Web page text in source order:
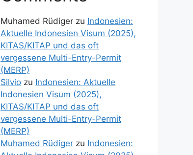
Muhamed Rüdiger zu Indonesien:
Aktuelle Indonesien Visum (2025),
KITAS/KITAP und das oft
vergessene Multi-Entry-Permit
(MERP)
Silvio zu Indonesien: Aktuelle
Indonesien Visum (2025),
KITAS/KITAP und das oft
vergessene Multi-Entry-Permit
(MERP)
Muhamed Rüdiger zu Indonesien: